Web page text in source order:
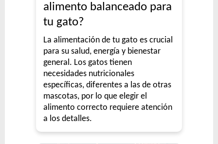
alimento balanceado para
tu gato?
La alimentación de tu gato es crucial
para su salud, energía y bienestar
general. Los gatos tienen
necesidades nutricionales
específicas, diferentes a las de otras
mascotas, por lo que elegir el
alimento correcto requiere atención
a los detalles.